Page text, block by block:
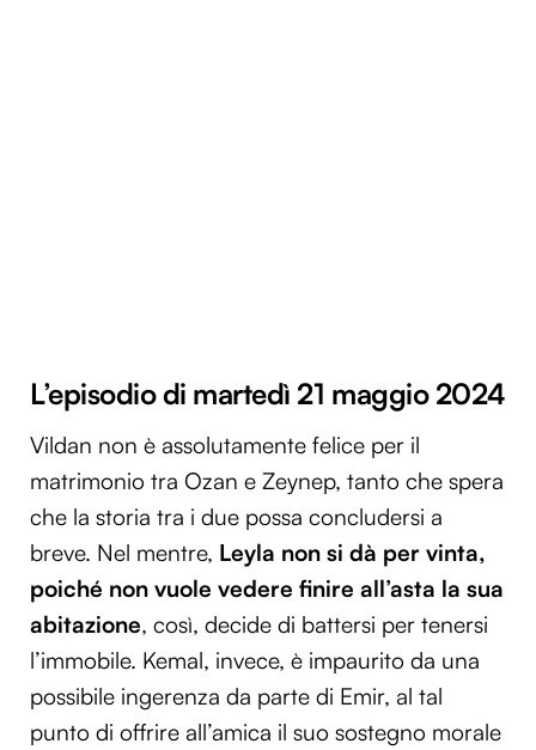
L’episodio di martedì 21 maggio 2024
Vildan non è assolutamente felice per il
matrimonio tra Ozan e Zeynep, tanto che spera
che la storia tra i due possa concludersi a
breve. Nel mentre, Leyla non si dà per vinta,
poiché non vuole vedere finire all’asta la sua
abitazione, così, decide di battersi per tenersi
l’immobile. Kemal, invece, è impaurito da una
possibile ingerenza da parte di Emir, al tal
punto di offrire all’amica il suo sostegno morale